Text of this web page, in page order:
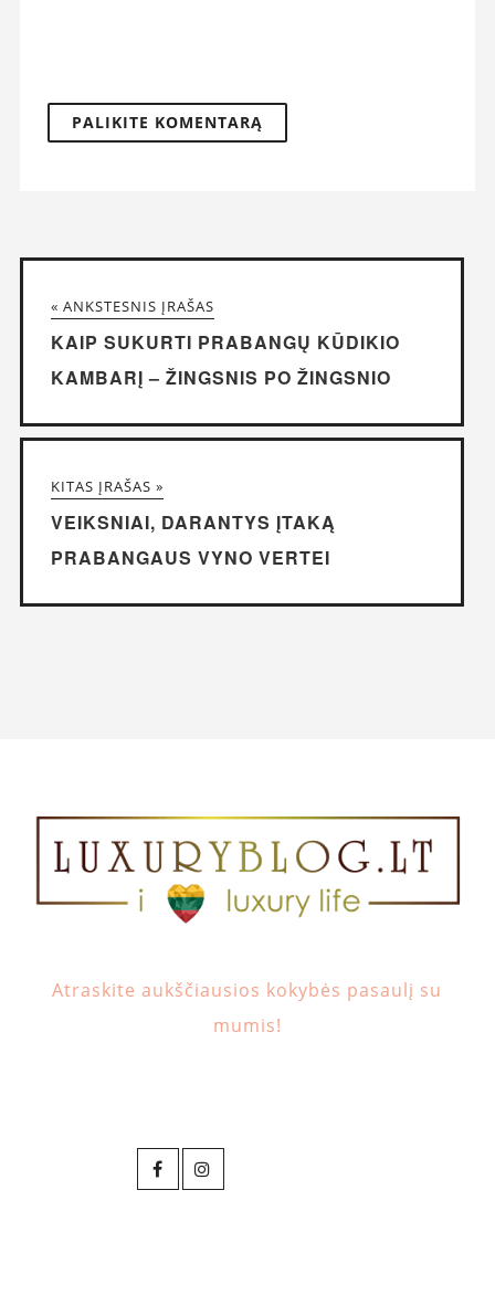
« ANKSTESNIS ĮRAŠAS
KAIP SUKURTI PRABANGŲ KŪDIKIO
KAMBARĮ – ŽINGSNIS PO ŽINGSNIO
KITAS ĮRAŠAS »
VEIKSNIAI, DARANTYS ĮTAKĄ
PRABANGAUS VYNO VERTEI
Atraskite aukščiausios kokybės pasaulį su
mumis!